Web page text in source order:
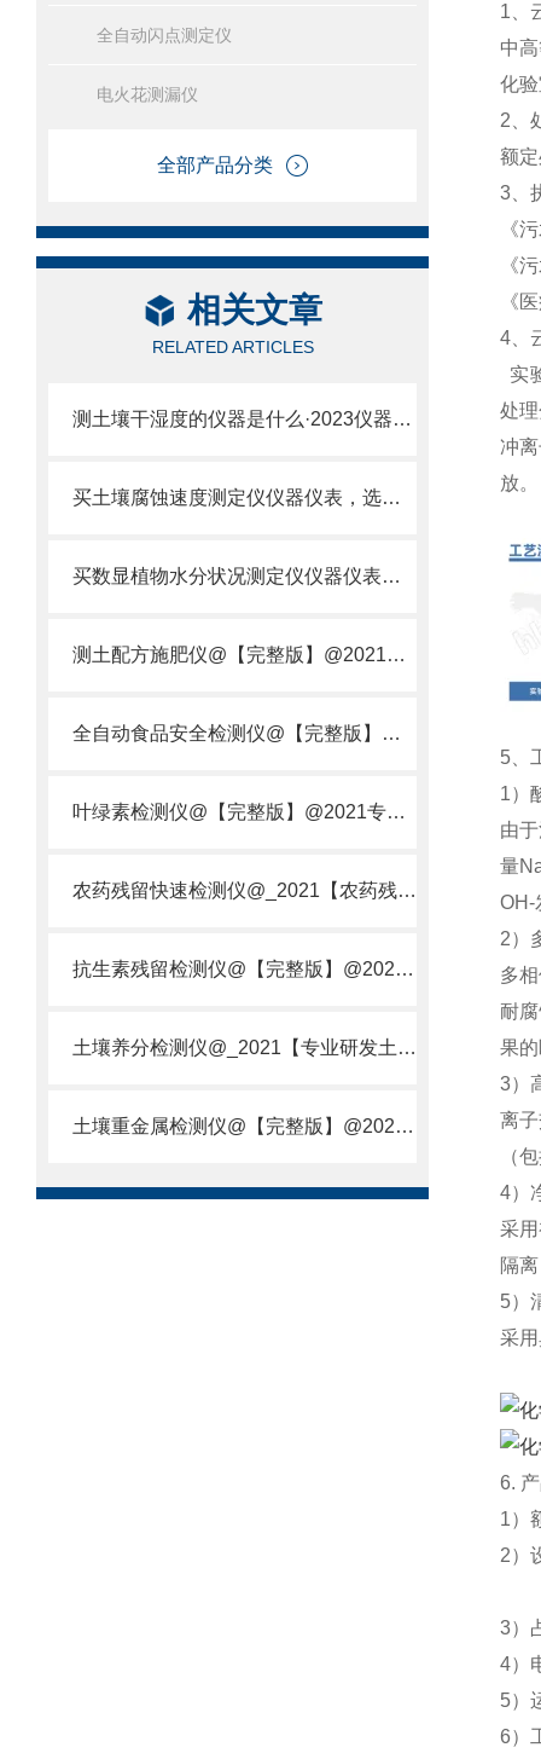
全自动闪点测定仪
电火花测漏仪
全部产品分类
相关文章
RELATED ARTICLES
测土壤干湿度的仪器是什么·2023仪器仪表·云唐土壤干湿度检测仪器设备
买土壤腐蚀速度测定仪仪器仪表，选【云唐新款】土壤腐蚀速度测定仪
买数显植物水分状况测定仪仪器仪表，就来山东云唐精品货源
测土配方施肥仪@【完整版】@2021专业测土配方施肥仪器仪表
全自动食品安全检测仪@【完整版】@2021专业全自动食品检测仪器仪表
叶绿素检测仪@【完整版】@2021专业叶绿素检测仪器仪表
农药残留快速检测仪@_2021【农药残留检测仪器仪表DE原理】
抗生素残留检测仪@【完整版】@2021专业抗生素残留检测仪器仪表
土壤养分检测仪@_2021【专业研发土壤养分快速检测仪器仪表厂】
土壤重金属检测仪@【完整版】@2021专业土壤重金属快速检测仪器仪表
1、
中
化
2、
额
3、
《
《
《
4、
实
处
冲
放。
5、
1）
由
量
OH-
2）
多
耐
果
3）
离
（
4）
采
隔
5）
采
6.
1）
2）
3）
4）
5）
6）